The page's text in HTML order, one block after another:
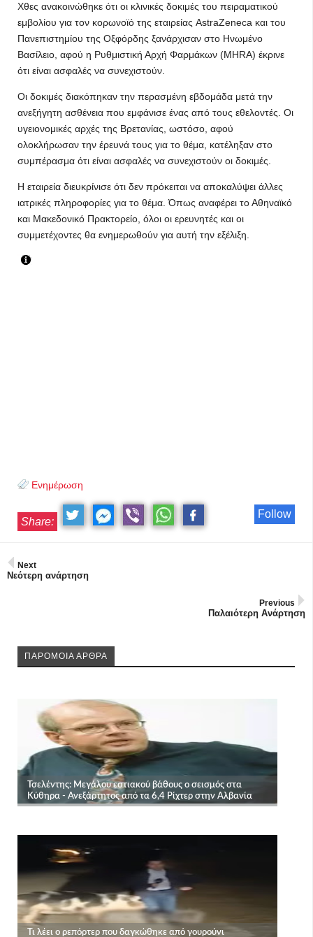
Χθες ανακοινώθηκε ότι οι κλινικές δοκιμές του πειραματικού
εμβολίου για τον κορωνοϊό της εταιρείας AstraZeneca και του
Πανεπιστημίου της Οξφόρδης ξανάρχισαν στο Ηνωμένο
Βασίλειο, αφού η Ρυθμιστική Αρχή Φαρμάκων (MHRA) έκρινε
ότι είναι ασφαλές να συνεχιστούν.
Οι δοκιμές διακόπηκαν την περασμένη εβδομάδα μετά την
ανεξήγητη ασθένεια που εμφάνισε ένας από τους εθελοντές. Οι
υγειονομικές αρχές της Βρετανίας, ωστόσο, αφού
ολοκλήρωσαν την έρευνά τους για το θέμα, κατέληξαν στο
συμπέρασμα ότι είναι ασφαλές να συνεχιστούν οι δοκιμές.
Η εταιρεία διευκρίνισε ότι δεν πρόκειται να αποκαλύψει άλλες
ιατρικές πληροφορίες για το θέμα. Όπως αναφέρει το Αθηναϊκό
και Μακεδονικό Πρακτορείο, όλοι οι ερευνητές και οι
συμμετέχοντες θα ενημερωθούν για αυτή την εξέλιξη.
Ενημέρωση
Follow
Share:
Next
Νεότερη ανάρτηση
Previous
Παλαιότερη Ανάρτηση
ΠΑΡΟΜΟΙΑ ΑΡΘΡΑ